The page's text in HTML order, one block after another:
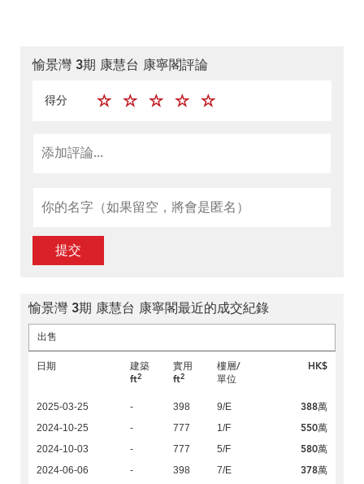
愉景灣 3期 康慧台 康寧閣評論
得分
提交
愉景灣 3期 康慧台 康寧閣最近的成交紀錄
出售
日期
建築
ft2
實用
ft2
樓層/
單位
HK$
2025-03-25 - 398 9/E 388萬
2024-10-25 - 777 1/F 550萬
2024-10-03 - 777 5/F 580萬
2024-06-06 - 398 7/E 378萬